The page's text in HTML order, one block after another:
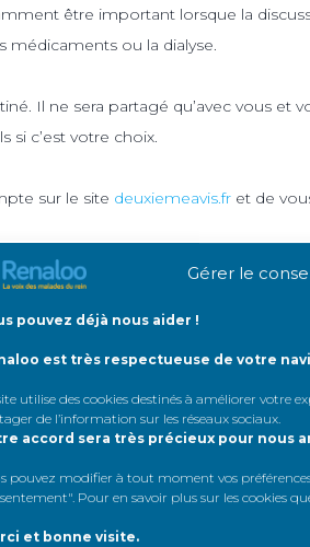
Gérer le
pouvez déjà nous aider !
est très respectueuse de votre
utilise des cookies destinés à améliorer votre
de l’information sur les réseaux sociaux.
accord sera très précieux pour nous
pouvez modifier à tout moment vos
Pour en savoir plus sur les cookies
et bonne visite.
être important lorsque la
médicaments ou la dialyse.
Il ne sera partagé qu’avec vous et
si c’est votre choix.
sur le site deuxiemeavis.fr et de
la part de la part de Renaloo, le
partenariat : pour que le
!
apporte de l’aide et du soutien
proposons vous sont utiles ? Vous
NOUS, FAITES UN DON